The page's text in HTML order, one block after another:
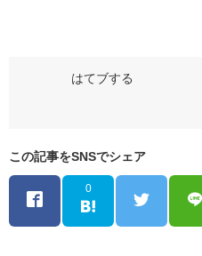
この記事をSNSでシェア
0